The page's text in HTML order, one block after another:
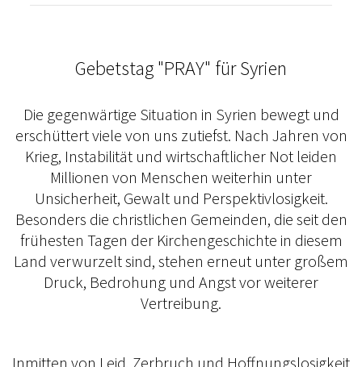
Gebetstag "PRAY" für Syrien
Die gegenwärtige Situation in Syrien bewegt und
erschüttert viele von uns zutiefst. Nach Jahren von
Krieg, Instabilität und wirtschaftlicher Not leiden
Millionen von Menschen weiterhin unter
Unsicherheit, Gewalt und Perspektivlosigkeit.
Besonders die christlichen Gemeinden, die seit den
frühesten Tagen der Kirchengeschichte in diesem
Land verwurzelt sind, stehen erneut unter großem
Druck, Bedrohung und Angst vor weiterer
Vertreibung.
Inmitten von Leid, Zerbruch und Hoffnungslosigkeit